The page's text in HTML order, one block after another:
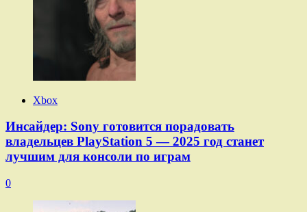
Xbox
Инсайдер: Sony готовится порадовать
владельцев PlayStation 5 — 2025 год станет
лучшим для консоли по играм
0